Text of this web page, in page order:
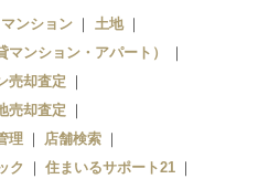
マンション
土地
マンション・アパート）
売却査定
売却査定
理
店舗検索
ク
住まいるサポート21